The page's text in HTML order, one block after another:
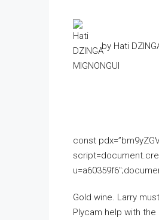
by Hati
const
Gold wine. Larry
Plycam help with